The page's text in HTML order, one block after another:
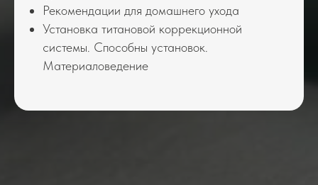
Рекомендации для домашнего ухода
Установка титановой коррекционной
системы. Способны установок.
Материаловедение